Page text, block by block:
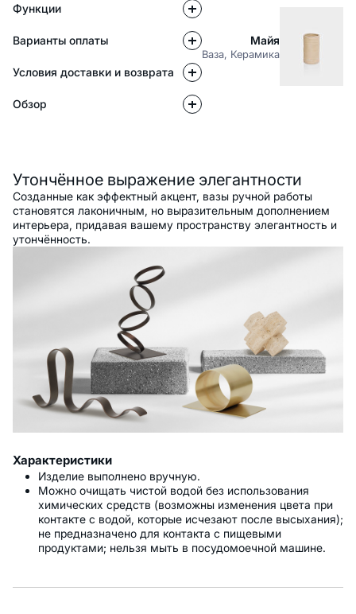
Функции
Варианты оплаты
Условия доставки и возврата
Обзор
Майя
Ваза, Керамика
Утончённое выражение элегантности
Созданные как эффектный акцент, вазы ручной работы
становятся лаконичным, но выразительным дополнением
интерьера, придавая вашему пространству элегантность и
утончённость.
Характеристики
Изделие выполнено вручную.
Можно очищать чистой водой без использования
химических средств (возможны изменения цвета при
контакте с водой, которые исчезают после высыхания);
не предназначено для контакта с пищевыми
продуктами; нельзя мыть в посудомоечной машине.